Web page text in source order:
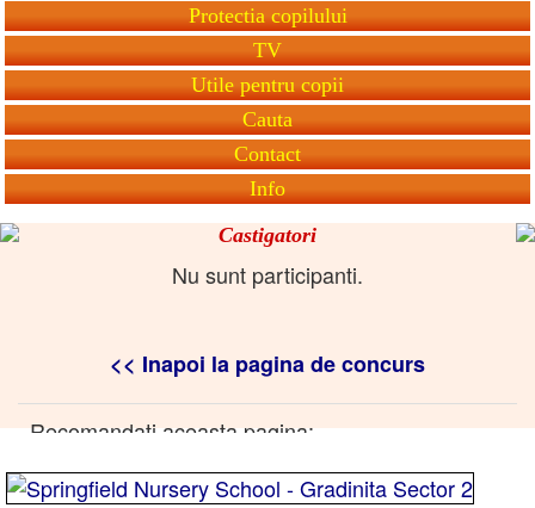
Protectia copilului
TV
Utile pentru copii
Cauta
Contact
Info
Castigatori
Nu sunt participanti.
<< Inapoi la pagina de concurs
Recomandati aceasta pagina: